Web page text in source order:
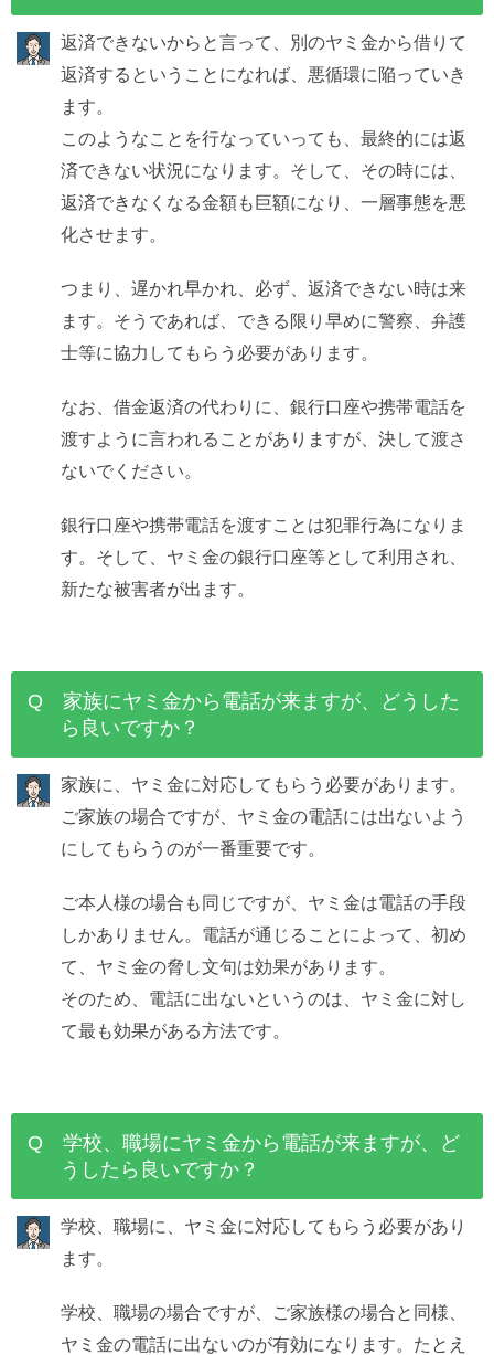
返済できないからと言って、別のヤミ金から借りて
返済するということになれば、悪循環に陥っていき
ます。
このようなことを行なっていっても、最終的には返
済できない状況になります。そして、その時には、
返済できなくなる金額も巨額になり、一層事態を悪
化させます。
つまり、遅かれ早かれ、必ず、返済できない時は来
ます。そうであれば、できる限り早めに警察、弁護
士等に協力してもらう必要があります。
なお、借金返済の代わりに、銀行口座や携帯電話を
渡すように言われることがありますが、決して渡さ
ないでください。
銀行口座や携帯電話を渡すことは犯罪行為になりま
す。そして、ヤミ金の銀行口座等として利用され、
新たな被害者が出ます。
Q 家族にヤミ金から電話が来ますが、どうした
ら良いですか？
家族に、ヤミ金に対応してもらう必要があります。
ご家族の場合ですが、ヤミ金の電話には出ないよう
にしてもらうのが一番重要です。
ご本人様の場合も同じですが、ヤミ金は電話の手段
しかありません。電話が通じることによって、初め
て、ヤミ金の脅し文句は効果があります。
そのため、電話に出ないというのは、ヤミ金に対し
て最も効果がある方法です。
Q 学校、職場にヤミ金から電話が来ますが、ど
うしたら良いですか？
学校、職場に、ヤミ金に対応してもらう必要があり
ます。
学校、職場の場合ですが、ご家族様の場合と同様、
ヤミ金の電話に出ないのが有効になります。たとえ